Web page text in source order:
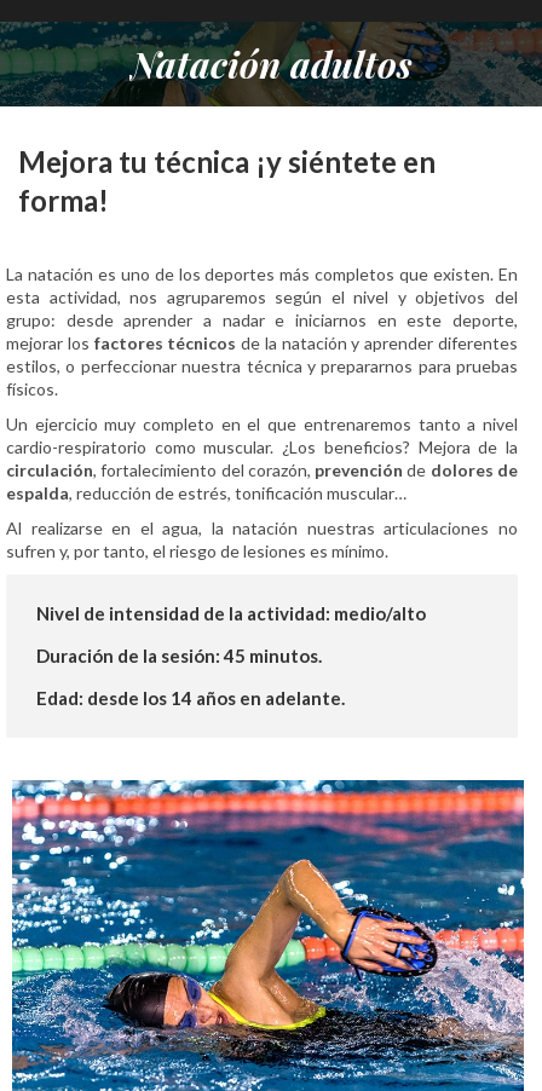
Natación adultos
Estás aquí:
Mejora tu técnica ¡y siéntete en
forma!
La natación es uno de los deportes más completos que existen. En
esta actividad, nos agruparemos según el nivel y objetivos del
grupo: desde aprender a nadar e iniciarnos en este deporte,
mejorar los factores técnicos de la natación y aprender diferentes
estilos, o perfeccionar nuestra técnica y prepararnos para pruebas
físicos.
Un ejercicio muy completo en el que entrenaremos tanto a nivel
cardio-respiratorio como muscular. ¿Los beneficios? Mejora de la
circulación, fortalecimiento del corazón, prevención de dolores de
espalda, reducción de estrés, tonificación muscular…
Al realizarse en el agua, la natación nuestras articulaciones no
sufren y, por tanto, el riesgo de lesiones es mínimo.
Nivel de intensidad de la actividad: medio/alto
Duración de la sesión:45 minutos.
Edad: desde los 14 años en adelante.